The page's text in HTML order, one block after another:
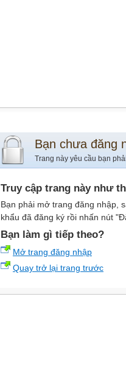
Bạn chưa đăng
Trang này yêu cầu bạn
Truy cập trang này như
Bạn phải mở trang đăng nhập,
khẩu đã đăng ký rồi nhấn nút
Bạn làm gì tiếp theo?
Mở trang đăng nhập
Quay trở lại trang trước